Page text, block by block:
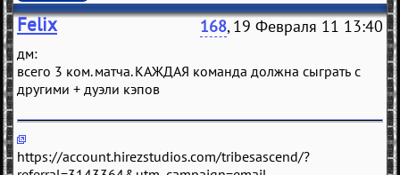
Felix 168, 19 Февраля 11 13:40
дм:
всeго 3 ком. мaтчa. КАЖДАЯ комaндa должнa сыгрaть с
другими + дуэли кэпов
https://account.hirezstudios.com/tribesascend/?